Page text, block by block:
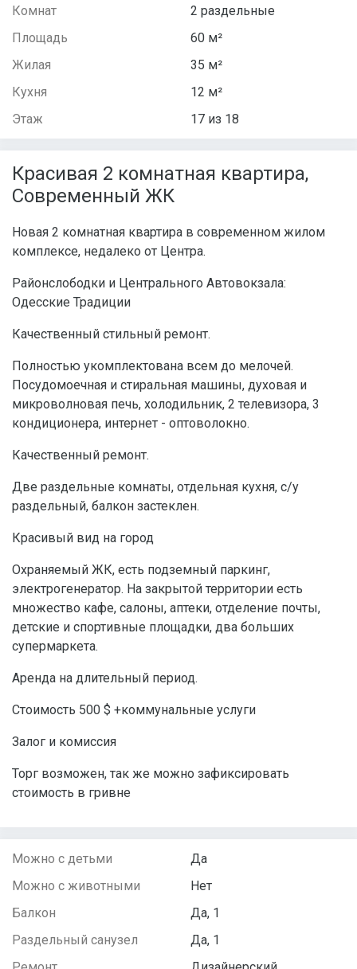
Комнат
2 раздельные
Площадь
60 м²
Жилая
35 м²
Кухня
12 м²
Этаж
17 из 18
Красивая 2 комнатная квартира,
Современный ЖК
Новая 2 комнатная квартира в современном жилом
комплексе, недалеко от Центра.
Районслободки и Центрального Автовокзала:
Одесские Традиции
Качественный стильный ремонт.
Полностью укомплектована всем до мелочей.
Посудомоечная и стиральная машины, духовая и
микроволновая печь, холодильник, 2 телевизора, 3
кондиционера, интернет - оптоволокно.
Качественный ремонт.
Две раздельные комнаты, отдельная кухня, с/у
раздельный, балкон застеклен.
Красивый вид на город
Охраняемый ЖК, есть подземный паркинг,
электрогенератор. На закрытой территории есть
множество кафе, салоны, аптеки, отделение почты,
детские и спортивные площадки, два больших
супермаркета.
Аренда на длительный период.
Стоимость 500 $ +коммунальные услуги
Залог и комиссия
Торг возможен, так же можно зафиксировать
стоимость в гривне
Можно с детьми
Да
Можно с животными
Нет
Балкон
Да, 1
Раздельный санузел
Да, 1